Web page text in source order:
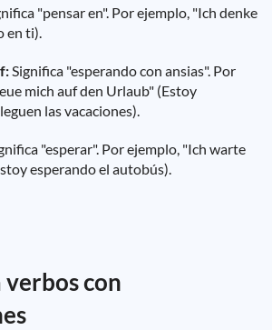
"pensar en". Por ejemplo, "Ich denke
en ti).
Significa "esperando con ansias". Por
mich auf den Urlaub" (Estoy
las vacaciones).
"esperar". Por ejemplo, "Ich warte
esperando el autobús).
verbos con